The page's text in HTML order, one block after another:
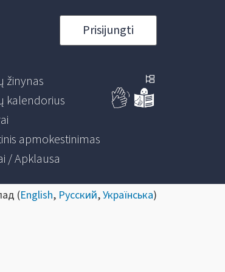
Prisijungti
žinynas
kalendorius
apmokestinimas
/ Apklausa
(English, Русский,Українська)